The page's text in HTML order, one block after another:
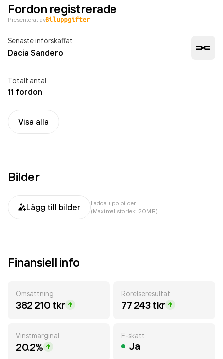
Fordon registrerade
Presenterat av
Senaste införskaffat
Dacia Sandero
Totalt antal
11 fordon
Visa alla
Bilder
Lägg till bilder
Ladda upp bilder
(Maximal storlek: 20MB)
Finansiell info
Omsättning
382 210 tkr
Rörelseresultat
77 243 tkr
Vinstmarginal
20.2%
F-skatt
Ja